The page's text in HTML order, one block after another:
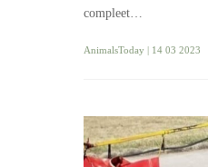
compleet…
AnimalsToday | 14 03 2023